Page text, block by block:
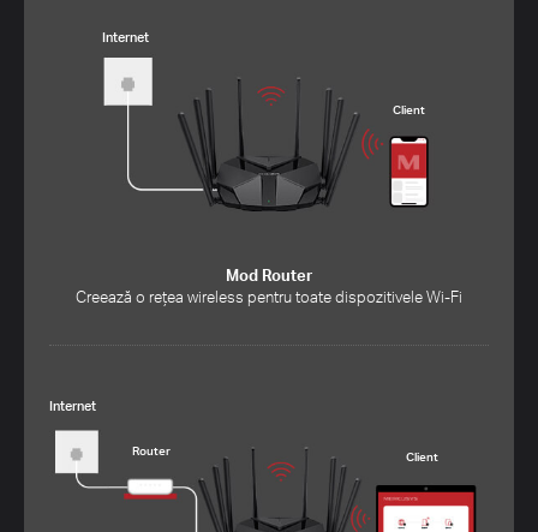
Internet
Client
Mod Router
Creează o rețea wireless pentru toate dispozitivele Wi-Fi
Internet
Router Client